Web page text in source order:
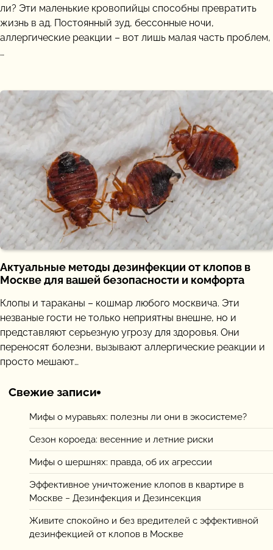
ли? Эти маленькие кровопийцы способны превратить
жизнь в ад. Постоянный зуд, бессонные ночи,
аллергические реакции – вот лишь малая часть проблем,
…
Актуальные методы дезинфекции от клопов в
Москве для вашей безопасности и комфорта
Клопы и тараканы – кошмар любого москвича. Эти
незваные гости не только неприятны внешне, но и
представляют серьезную угрозу для здоровья. Они
переносят болезни, вызывают аллергические реакции и
просто мешают…
Свежие записи
Мифы о муравьях: полезны ли они в экосистеме?
Сезон короеда: весенние и летние риски
Мифы о шершнях: правда, об их агрессии
Эффективное уничтожение клопов в квартире в
Москве − Дезинфекция и Дезинсекция
Живите спокойно и без вредителей с эффективной
дезинфекцией от клопов в Москве